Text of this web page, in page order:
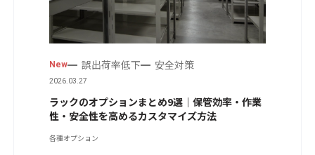
New 誤出荷率低下 安全対策
2026.03.27
ラックのオプションまとめ9選｜保管効率・作業
性・安全性を高めるカスタマイズ方法
各種オプション